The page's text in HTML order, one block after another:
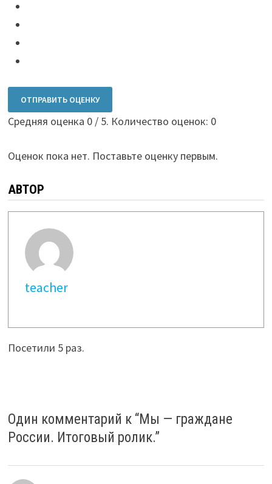
ОТПРАВИТЬ ОЦЕНКУ
Средняя оценка 0/ 5. Количество оценок: 0
Оценок пока нет. Поставьте оценку первым.
АВТОР
teacher
Посетили 5 раз.
Один комментарий к “Мы — граждане
России. Итоговый ролик.”